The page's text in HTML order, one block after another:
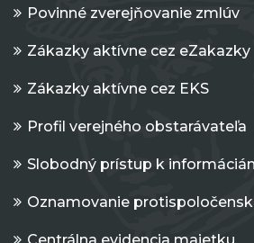
Povinné zverejňovanie zmlúv
Zákazky aktívne cez eZakazky
Zákazky aktívne cez EKS
Profil verejného obstarávateľa
Slobodný prístup k
Oznamovanie
Centrálna evidencia majetku